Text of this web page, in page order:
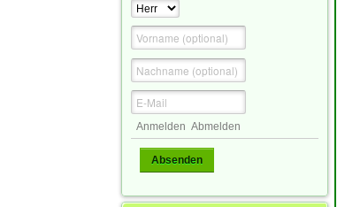
Anmelden Abmelden
Absenden